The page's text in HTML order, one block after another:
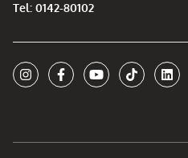
Tel: 0142-80102